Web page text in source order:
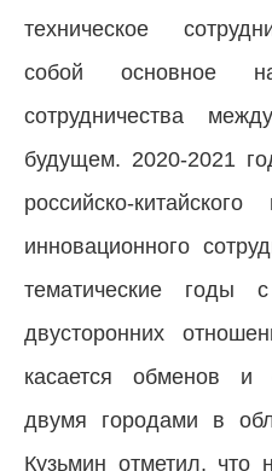
техническое
собой основное
сотрудничества
будущем. 2020-2021
российско-
инновационного
тематические годы
двусторонних
касается обменов и
двумя городами в
Кузьмин отметил, что